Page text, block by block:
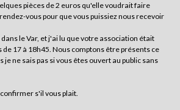
pièces de 2 euros qu'elle voudrait faire
vous pour que vous puissiez nous recevoir
le Var, et j'ai lu que votre association était
17 à 18h45. Nous comptons être présents ce
ne sais pas si vous êtes ouvert au public sans
s'il vous plait.